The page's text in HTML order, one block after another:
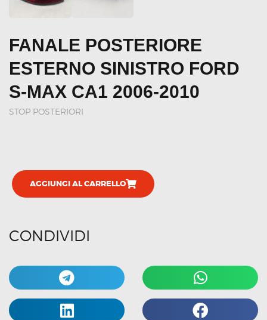
FANALE POSTERIORE
ESTERNO SINISTRO FORD
S-MAX CA1 2006-2010
STOP POSTERIORI
AGGIUNGI AL CARRELLO
CONDIVIDI